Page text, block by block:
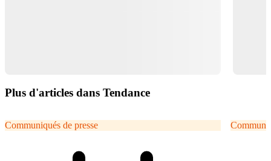
Plus d'articles dans Tendance
Communiqués de presse